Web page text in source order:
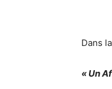
Dans
« Un